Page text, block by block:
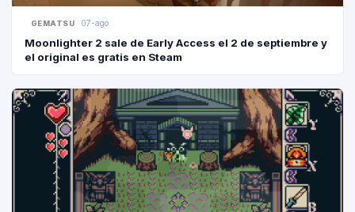
GEMATSU 07-ago
Moonlighter 2 sale de Early Access el 2 de septiembre y
el original es gratis en Steam